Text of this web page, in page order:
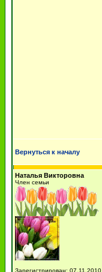
Вернуться к началу
Наталья Викторовна
Член семьи
Зарегистрирован: 07.11.2010